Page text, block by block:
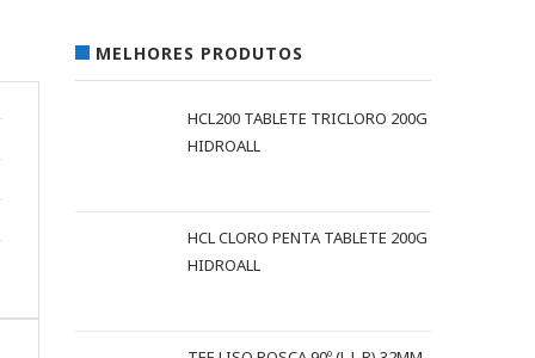
MELHORES PRODUTOS
HCL200 TABLETE TRICLORO 200G
HIDROALL
HCL CLORO PENTA TABLETE 200G
HIDROALL